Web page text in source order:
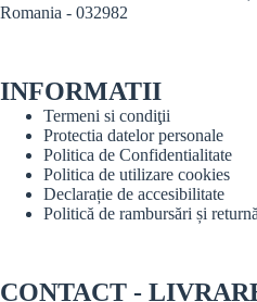
Romania - 032982
INFORMATII
Termeni si condiţii
Protectia datelor personale
Politica de Confidentialitate
Politica de utilizare cookies
Declarație de accesibilitate
Politică de rambursări și
CONTACT -